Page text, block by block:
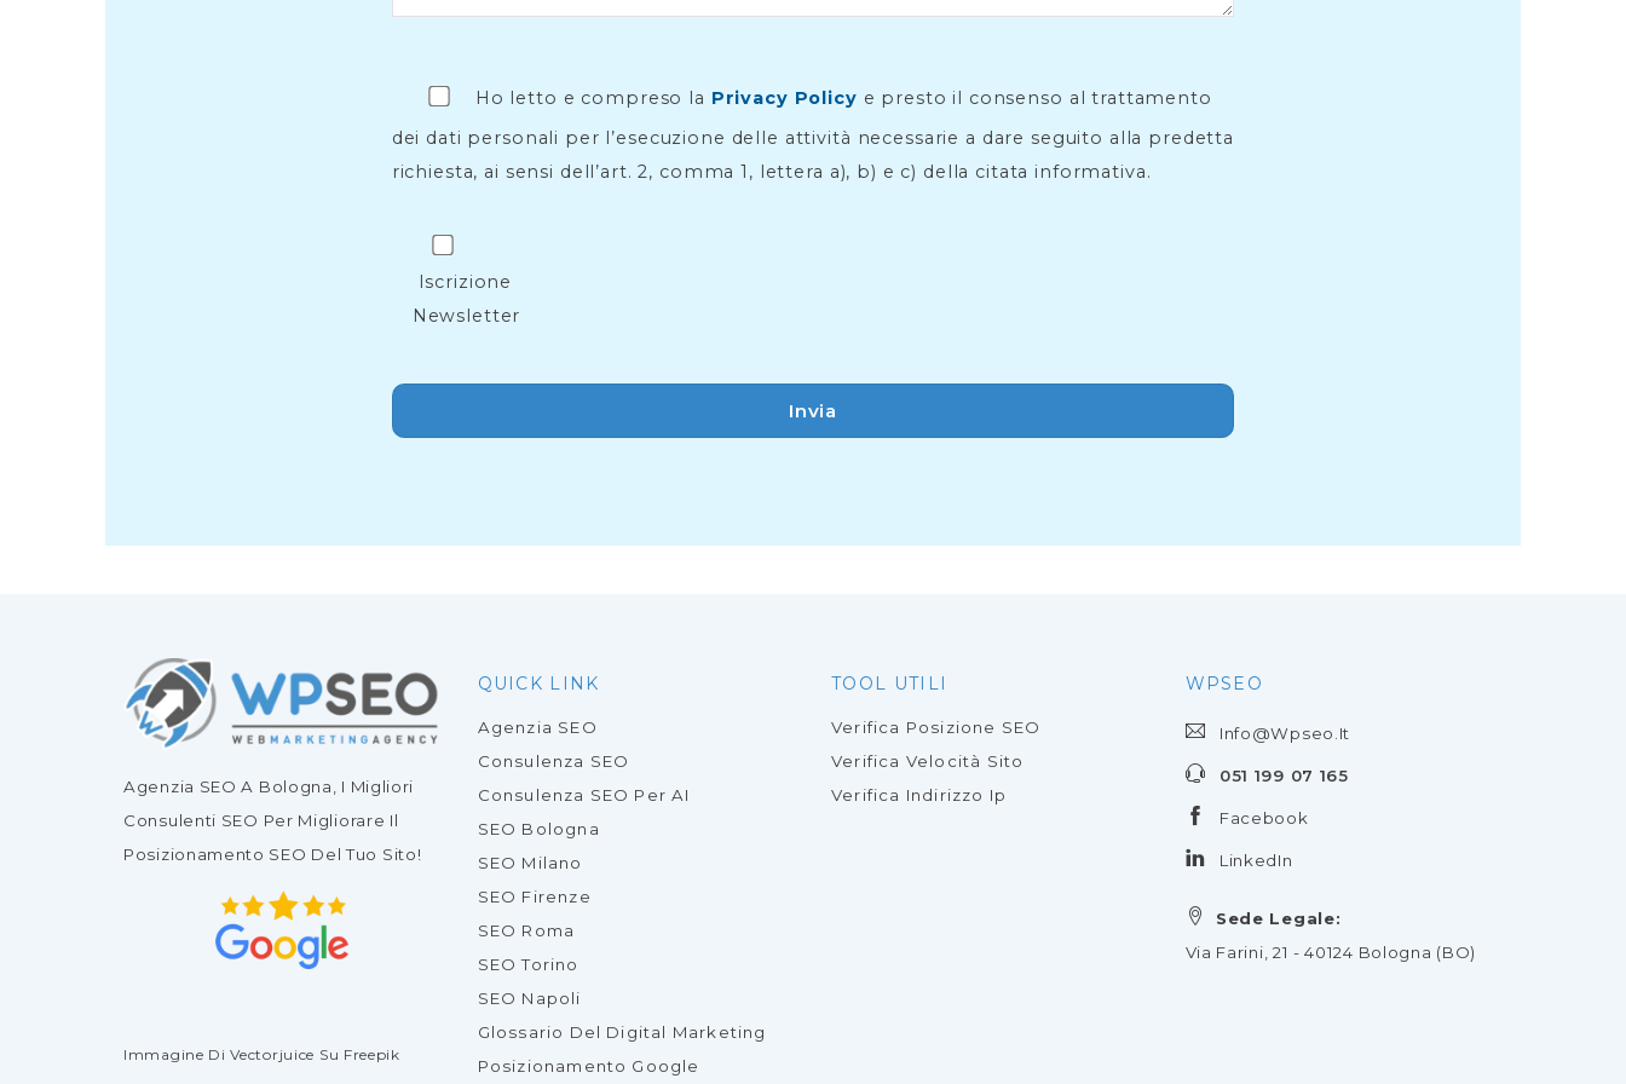
Ho letto e compreso la Privacy Policy e presto il consenso al trattamento
dei dati personali per l’esecuzione delle attività necessarie a dare seguito alla predetta
richiesta, ai sensi dell’art. 2, comma 1, lettera a), b) e c) della citata informativa.
Iscrizione
Newsletter
Agenzia SEO A Bologna, I Migliori
Consulenti SEO Per Migliorare Il
Posizionamento SEO Del Tuo Sito!
Immagine Di Vectorjuice Su Freepik
QUICK LINK
Agenzia SEO
Consulenza SEO
Consulenza SEO Per AI
SEO Bologna
SEO Milano
SEO Firenze
SEO Roma
SEO Torino
SEO Napoli
Glossario Del Digital Marketing
Posizionamento Google
TOOL UTILI
Verifica Posizione SEO
Verifica Velocità Sito
Verifica Indirizzo Ip
WPSEO
Info@wpseo.it
051 199 07 165
Facebook
LinkedIn
Sede Legale:
Via Farini, 21 - 40124 Bologna (BO)